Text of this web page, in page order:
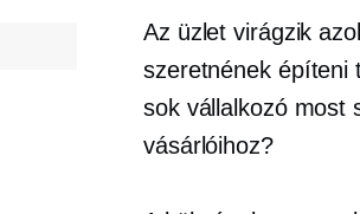
Az üzlet virágzik
szeretnének építeni
sok vállalkozó most
vásárlóihoz?